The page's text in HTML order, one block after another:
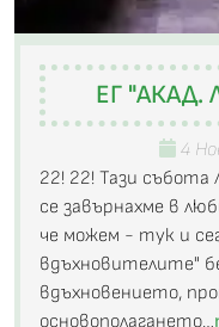
ЕГ
4
22! 22! Тази събота
се завърнахме в
че можем - тук и
вдъхновителите"
вдъхновението,
основополагането…